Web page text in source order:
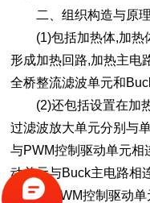
二、组织构造与原理
(1)包括加热体,加热
形成加热回路,加热主电
全桥整流滤波单元和
(2)还包括设置在加热
过滤波放大单元分别与
与PWM控制驱动单元相
动单元与Buck主电路相
(3)PWM控制驱动单